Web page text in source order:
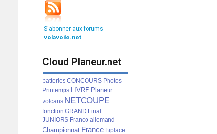
S'abonner aux forums
volavoile.net
Cloud Planeur.net
batteries CONCOURS Photos
Printemps LIVRE Planeur
volcans NETCOUPE
fonction GRAND Final
JUNIORS Franco allemand
Championnat France Biplace